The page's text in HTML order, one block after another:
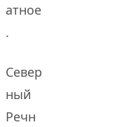
атное
.
Север
ный
Речн